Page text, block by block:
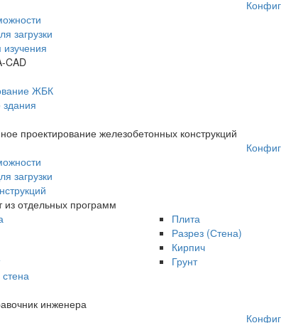
загрузки
CAD
ЖБК
проектирование железобетонных конструкций
загрузки
из отдельных программ
Плита
Разрез (Стена)
Кирпич
Грунт
инженера